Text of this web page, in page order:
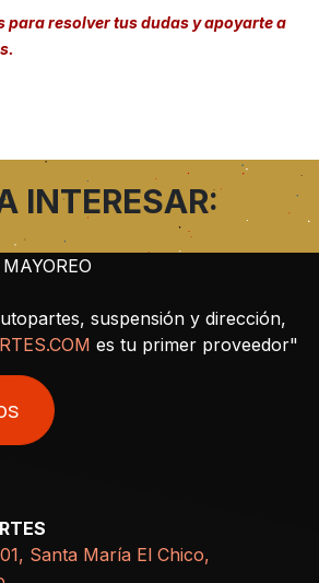
para resolver tus dudas y apoyarte a
INTERESAR:
suspensión y dirección,
es tu primer proveedor"
Santa María El Chico,